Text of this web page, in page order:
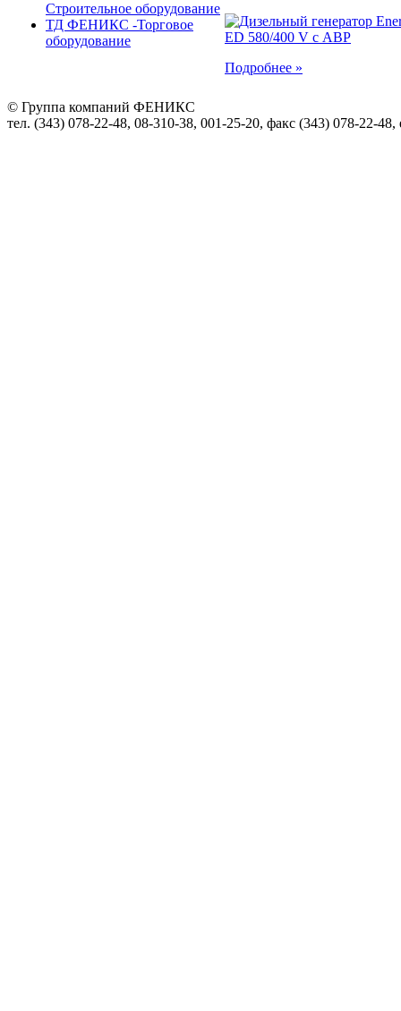
Строительное оборудование
ТД ФЕНИКС -Торговое
оборудование
Подробнее »
© Группа компаний ФЕНИКС
тел. (343) 078-22-48, 08-310-38, 001-25-20, факс (343) 078-22-